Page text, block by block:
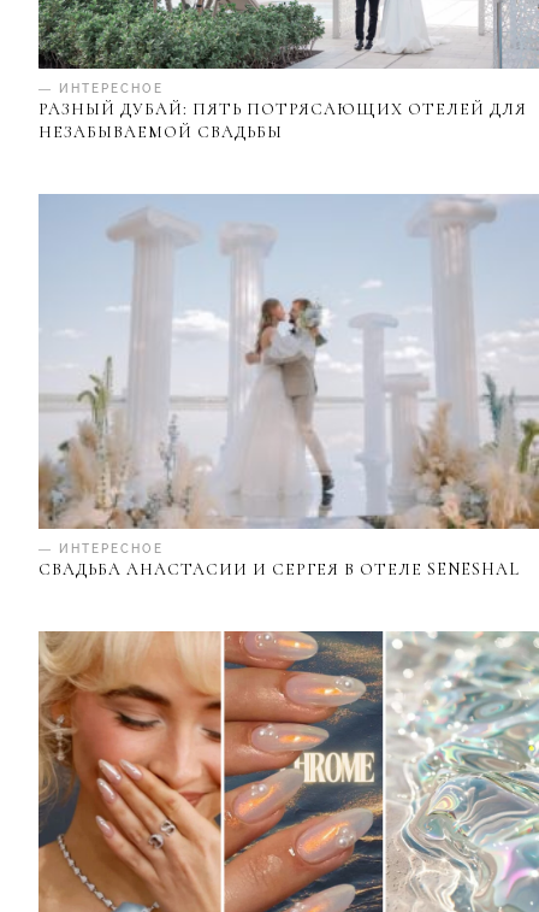
— ИНТЕРЕСНОЕ
РАЗНЫЙ ДУБАЙ: ПЯТЬ ПОТРЯСАЮЩИХ ОТЕЛЕЙ ДЛЯ
НЕЗАБЫВАЕМОЙ СВАДЬБЫ
— ИНТЕРЕСНОЕ
СВАДЬБА АНАСТАСИИ И СЕРГЕЯ В ОТЕЛЕ SENESHAL